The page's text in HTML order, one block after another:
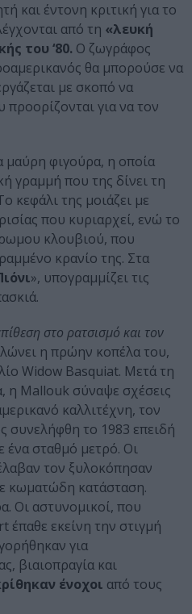
και έντονη κριτική για το
από τη «λευκή
του ‘80. Ο ζωγράφος
θα μπορούσε να
με σκοπό να
προορίζονται για να τον
μαύρη φιγούρα, η οποία
γραμμή που της δίνει τη
κεφάλι της μοιάζει με
που κυριαρχεί, ενώ το
κλουβιού, που
κρανίο της. Στα
», υπογραμμίζει τις
στο ρατσισμό και τον
η πρώην κοπέλα του,
Widow Basquiat. Μετά τη
η Mallouk σύναψε σχέσεις
καλλιτέχνη, τον
συνελήφθη το 1983 επειδή
ένα σταθμό μετρό. Οι
τον ξυλοκόπησαν
κωματώδη κατάσταση.
Οι αστυνομικοί, που
εκείνη την στιγμή
για
βιαιοπραγία και
ένοχοι από τους